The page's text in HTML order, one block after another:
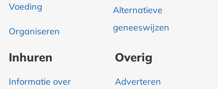
Voeding
Organiseren
Alternatieve
geneeswijzen
Inhuren
Informatie over
Overig
Adverteren